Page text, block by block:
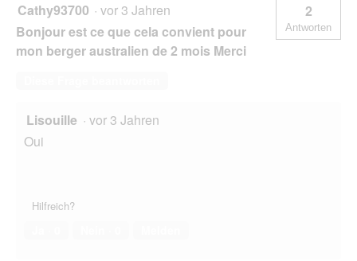
Cathy93700 · vor 3 Jahren
Bonjour est ce que cela convient pour
mon berger australien de 2 mois Merci
2
Antworten
Lisouille · vor 3 Jahren
Oui
Hilfreich?